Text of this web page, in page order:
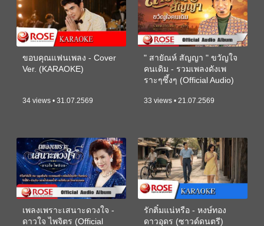
ขอบคุณแฟนเพลง - Cover
Ver. (KARAOKE)
34 views • 31.07.2569
" สายัณห์ สัญญา " ขวัญใจ
คนเดิม - รวมเพลงดังเพ
ราะๆซึ้งๆ (Official Audio)
33 views • 21.07.2569
เพลงเพราะเสนาะดวงใจ -
ดาวใจ ไพจิตร (Official
รักติ๋มแน่หรือ - หงษ์ทอง
ดาวอุดร (ซาวด์ดนตรี)